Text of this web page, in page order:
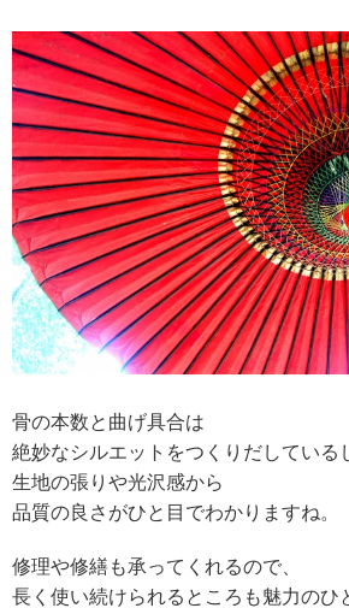
骨の本数と曲げ具合は
絶妙なシルエットをつくりだしている
生地の張りや光沢感から
品質の良さがひと目でわかりますね。
修理や修繕も承ってくれるので、
長く使い続けられるところも魅力のひ